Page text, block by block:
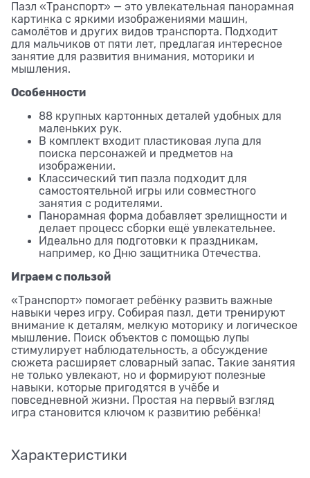
Пазл «Транспорт» — это увлекательная панорамная
картинка с яркими изображениями машин,
самолётов и других видов транспорта. Подходит
для мальчиков от пяти лет, предлагая интересное
занятие для развития внимания, моторики и
мышления.
Особенности
88 крупных картонных деталей удобных для
маленьких рук.
В комплект входит пластиковая лупа для
поиска персонажей и предметов на
изображении.
Классический тип пазла подходит для
самостоятельной игры или совместного
занятия с родителями.
Панорамная форма добавляет зрелищности и
делает процесс сборки ещё увлекательнее.
Идеально для подготовки к праздникам,
например, ко Дню защитника Отечества.
Играем с пользой
«Транспорт» помогает ребёнку развить важные
навыки через игру. Собирая пазл, дети тренируют
внимание к деталям, мелкую моторику и логическое
мышление. Поиск объектов с помощью лупы
стимулирует наблюдательность, а обсуждение
сюжета расширяет словарный запас. Такие занятия
не только увлекают, но и формируют полезные
навыки, которые пригодятся в учёбе и
повседневной жизни. Простая на первый взгляд
игра становится ключом к развитию ребёнка!
Характеристики